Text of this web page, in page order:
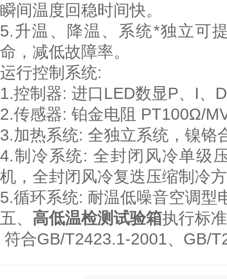
瞬间温度回稳时间快。
5.升温、降温、系统*独立可
命，减低故障率。
运行控制系统:
1.控制器: 进口LED数显P、I、
2.传感器: 铂金电阻 PT100Ω/
3.加热系统: 全独立系统，镍铬
4.制冷系统: 全封闭风冷单级
机，全封闭风冷复迭压缩制冷
5.循环系统: 耐温低噪音空调型
五、 高低温检测试验箱执行标
符合GB/T2423.1-2001、GB/